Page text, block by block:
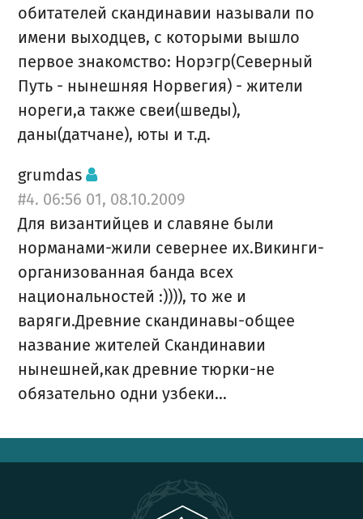
обитателей скандинавии называли по
имени выходцев, с которыми вышло
первое знакомство: Норэгр(Северный
Путь - нынешняя Норвегия) - жители
нореги,а также свеи(шведы),
даны(датчане), юты и т.д.
grumdas
#4. 06:56 01, 08.10.2009
Для византийцев и славяне были
норманами-жили севернее их.Викинги-
организованная банда всех
национальностей :)))), то же и
варяги.Древние скандинавы-общее
название жителей Скандинавии
нынешней,как древние тюрки-не
обязательно одни узбеки...